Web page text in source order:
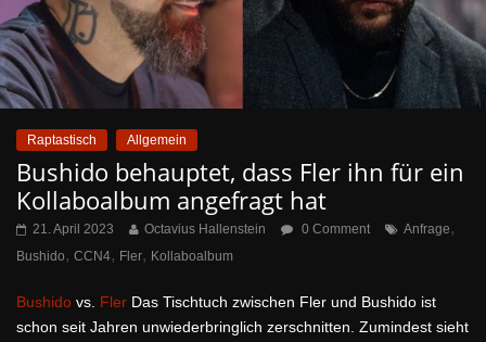
Raptastisch Allgemein
Bushido behauptet, dass Fler ihn für ein
Kollaboalbum angefragt hat
21. April 2023 Octavius Hallenstein 0 Comment Anfrage,
Bushido, CCN4, Fler, Kollaboalbum
Bushido vs. Fler Das Tischtuch zwischen Fler und Bushido ist
schon seit Jahren unwiederbringlich zerschnitten. Zumindest sieht